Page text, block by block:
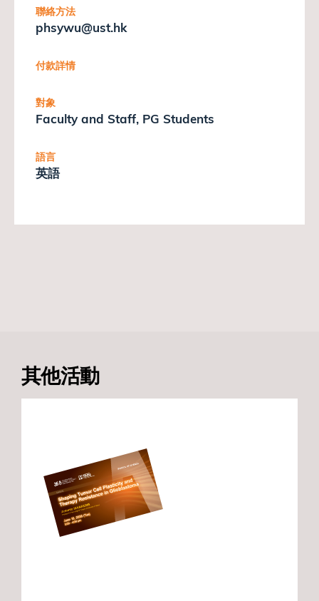
聯絡方法
phsywu@ust.hk
付款詳情
對象
Faculty and Staff, PG Students
語言
英語
其他活動